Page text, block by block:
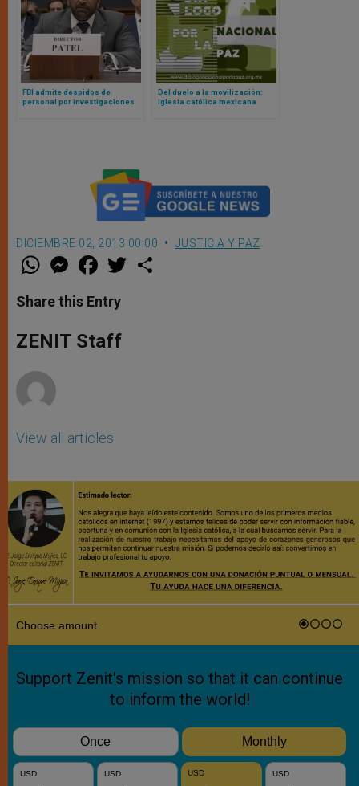
FBI admite despidos de
personal por investigaciones
Del duelo a la movilización:
Iglesia católica mexicana
DICIEMBRE 02, 2013 00:00 JUSTICIA Y PAZ
W
t
s
p
p
M
e
s
e
g
e
F
a
e
b
o
k
w
Share this Entry
ZENIT Staff
View all articles